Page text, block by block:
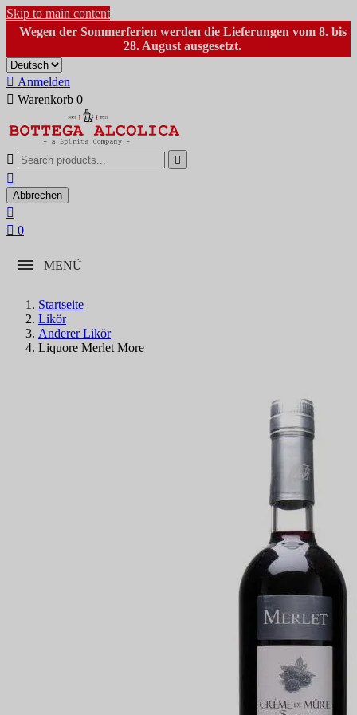
Skip to main content
Wegen der Sommerferien werden die Lieferungen vom 8. bis
28. August ausgesetzt.
 Anmelden
 Warenkorb 0
 

Abbrechen

 0
MENÜ
Startseite
Likör
Anderer Likör
Liquore Merlet More